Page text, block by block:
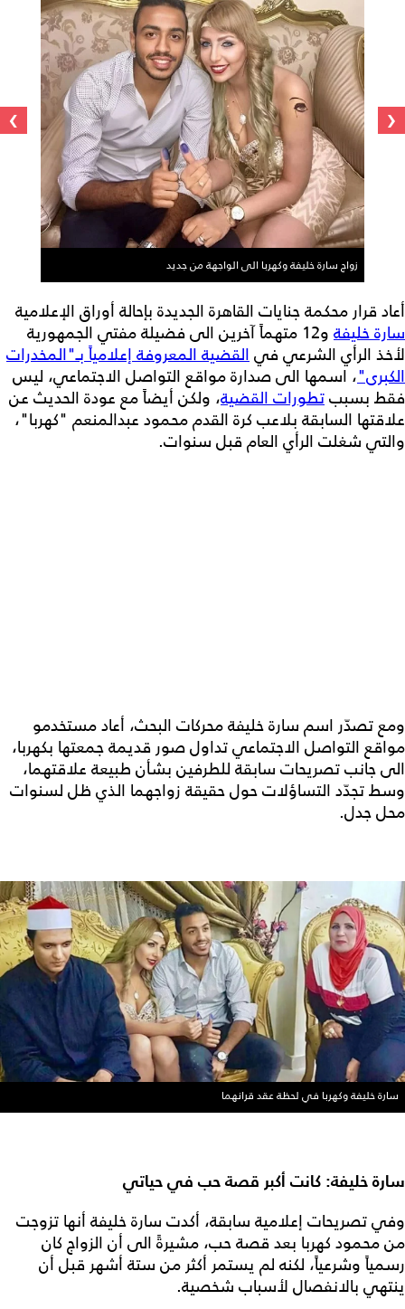
زواج سارة خليفة وكهربا الى الواجهة من جديد
‹
›
أعاد قرار محكمة جنايات القاهرة الجديدة بإحالة أوراق الإعلامية
سارة خليفة
و12 متهماً آخرين الى فضيلة مفتي الجمهورية
لأخذ الرأي الشرعي فيالقضية المعروفة إعلامياً بـ"المخدرات
الكبرى"، اسمها الى صدارة مواقع التواصل الاجتماعي، ليس
فقط بسببتطورات القضية، ولكن أيضاً مع عودة الحديث عن
علاقتها السابقة بلاعب كرة القدم محمود عبدالمنعم "كهربا"،
والتي شغلت الرأي العام قبل سنوات.
ومع تصدّر اسم سارة خليفة محركات البحث، أعاد مستخدمو
مواقع التواصل الاجتماعي تداول صور قديمة جمعتها بكهربا،
الى جانب تصريحات سابقة للطرفين بشأن طبيعة علاقتهما،
وسط تجدّد التساؤلات حول حقيقة زواجهما الذي ظل لسنوات
محل جدل.
سارة خليفة وكهربا في لحظة عقد قرانهما
سارة خليفة: كانت أكبر قصة حب في حياتي
وفي تصريحات إعلامية سابقة، أكدت سارة خليفة أنها تزوجت
من محمود كهربا بعد قصة حب، مشيرةً الى أن الزواج كان
رسمياً وشرعياً، لكنه لم يستمر أكثر من ستة أشهر قبل أن
ينتهي بالانفصال لأسباب شخصية.